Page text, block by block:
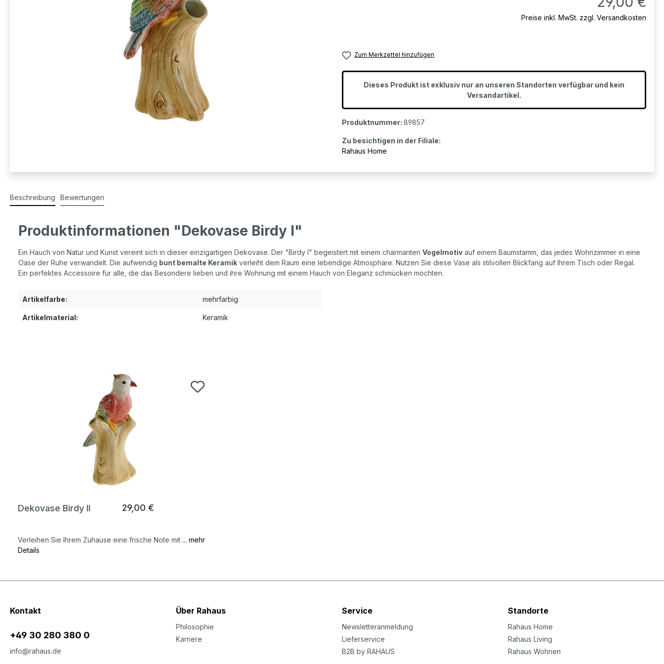
Preise inkl. MwSt. zzgl. Versandkosten
Zum Merkzettel hinzufügen
Dieses Produkt ist exklusiv nur an unseren Standorten verfügbar und kein
Versandartikel.
Produktnummer: 89857
Zu besichtigen in der Filiale:
Rahaus Home
Beschreibung Bewertungen
Produktinformationen "Dekovase Birdy I"
Ein Hauch von Natur und Kunst vereint sich in dieser einzigartigen Dekovase. Der "Birdy I" begeistert mit einem charmanten Vogelmotiv auf einem Baumstamm, das jedes Wohnzimmer in eine
Oase der Ruhe verwandelt. Die aufwendig bunt bemalte Keramik verleiht dem Raum eine lebendige Atmosphäre. Nutzen Sie diese Vase als stilvollen Blickfang auf Ihrem Tisch oder Regal.
Ein perfektes Accessoire für alle, die das Besondere lieben und ihre Wohnung mit einem Hauch von Eleganz schmücken möchten.
Artikelfarbe: mehrfarbig
Artikelmaterial: Keramik
Dekovase Birdy II 29,00 €
Verleihen Sie Ihrem Zuhause eine frische Note mit ... mehr
Details
Kontakt
+49 30 280 380 0
info@rahaus.de
Über Rahaus
Philosophie
Karriere
Service
Newsletteranmeldung
Lieferservice
B2B by RAHAUS
Standorte
Rahaus Home
Rahaus Living
Rahaus Wohnen